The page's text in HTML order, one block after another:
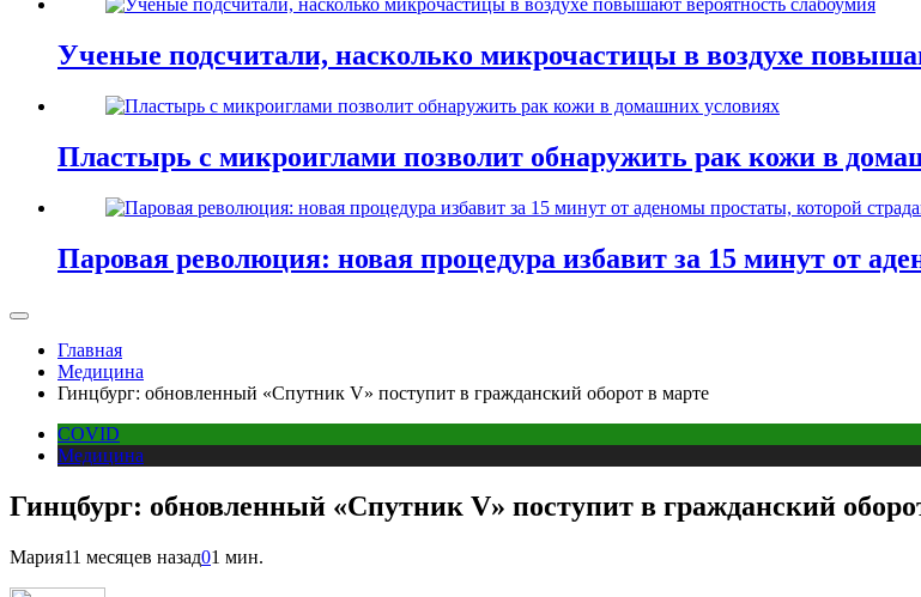
Ученые подсчитали, насколько микрочастицы в воздухе
Пластырь с микроиглами позволит обнаружить рак кожи в
Паровая революция: новая процедура избавит за 15 минут от
Главная
Медицина
Гинцбург: обновленный «Спутник V» поступит в гражданский оборот в марте
COVID
Медицина
Гинцбург: обновленный «Спутник V» поступит в гражданский
Мария11 месяцев назад01 мин.